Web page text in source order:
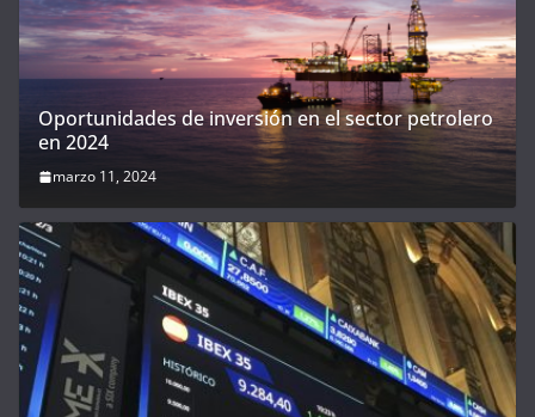
Oportunidades de inversión en el sector petrolero
en 2024
marzo 11, 2024